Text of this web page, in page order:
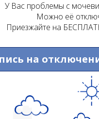
У Вас проблемы с
Можно её
Приезжайте на
на